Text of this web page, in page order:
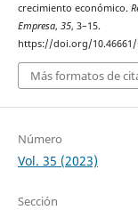
crecimiento económico.
Empresa, 35, 3–15.
https://doi.org/10.46661/
Más formatos de
Número
Vol. 35 (2023)
Sección